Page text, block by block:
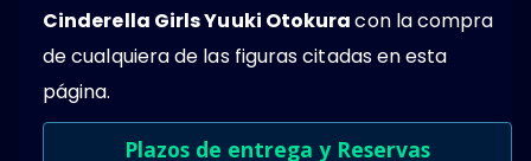
Cinderella Girls Yuuki Otokuracon la compra
de cualquiera de las figuras citadas en esta
página.
Plazos de entrega y Reservas